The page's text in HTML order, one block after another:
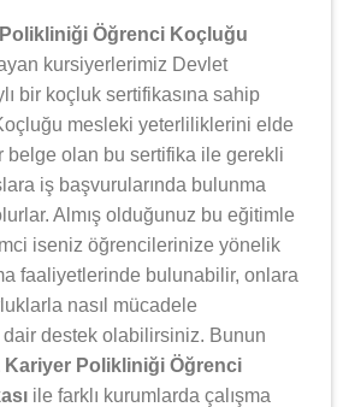
Öğrenci Koçluğu
kursiyerlerimiz Devlet
bir koçluk sertifikasına sahip
mesleki yeterliliklerini elde
belge olan bu sertifika ile gerekli
iş başvurularında bulunma
Almış olduğunuz bu eğitimle
iseniz öğrencilerinize yönelik
faaliyetlerinde bulunabilir, onlara
nasıl mücadele
destek olabilirsiniz. Bunun
Kariyer Polikliniği Öğrenci
ile farklı kurumlarda çalışma